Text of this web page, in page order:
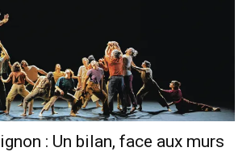
: Un bilan, face aux murs